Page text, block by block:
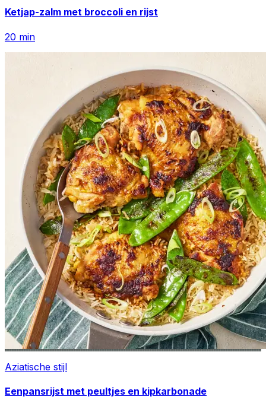
Ketjap-zalm met broccoli en rijst
20 min
Aziatische stijl
Eenpansrijst met peultjes en kipkarbonade